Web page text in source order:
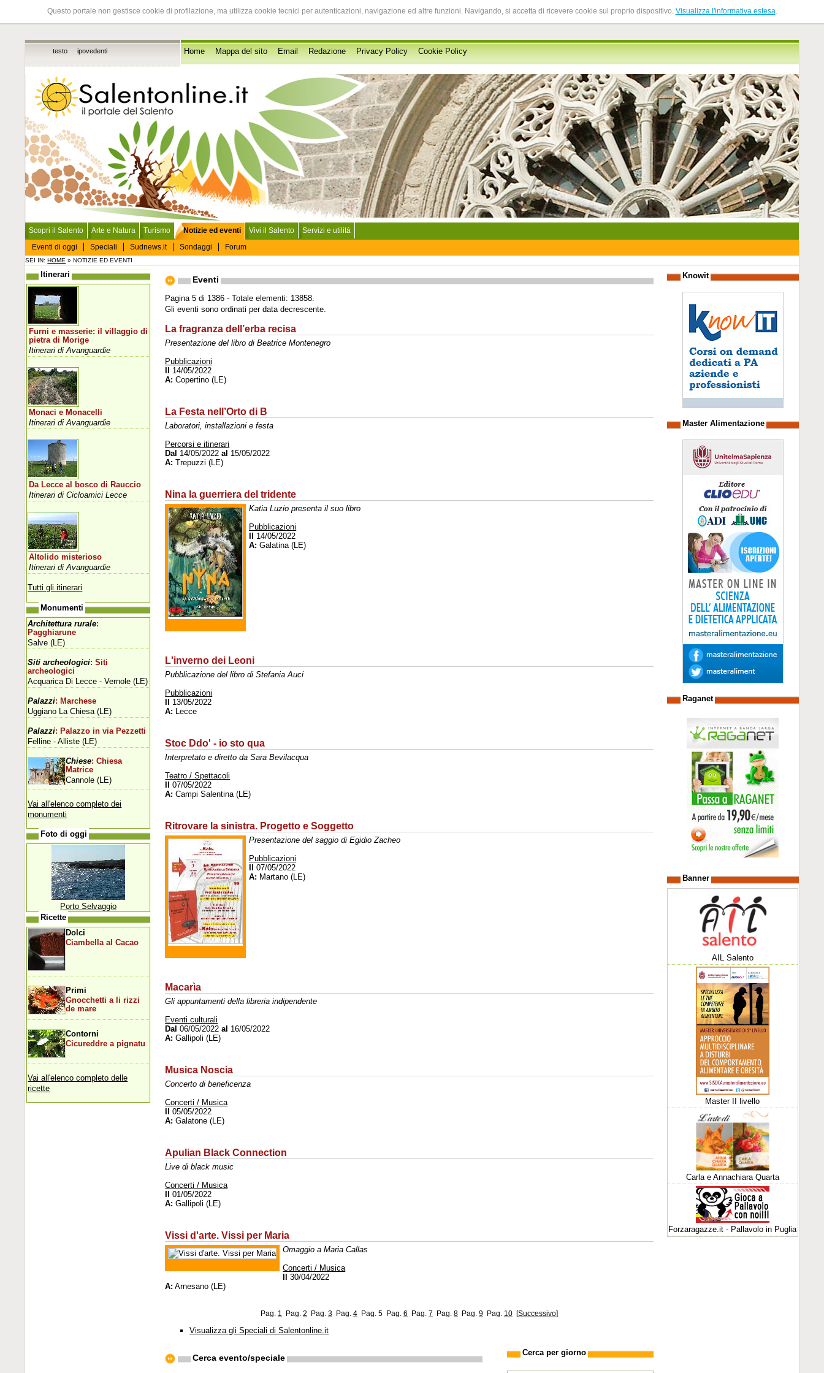
Questo portale non gestisce cookie di profilazione, ma utilizza cookie tecnici per autenticazioni, navigazione ed altre funzioni. Navigando, si accetta di ricevere cookie sul proprio dispositivo. Visualizza l'informativa estesa.
testo ipovedenti Home Mappa del sito Email Redazione Privacy Policy Cookie Policy
Scopri il Salento Arte e Natura Turismo
Notizie ed eventi
Eventi di oggi
Speciali Sudnews.it Sondaggi Forum
Vivi il Salento Servizi e utilità
SEI IN:HOME » NOTIZIE ED EVENTI
Eventi
Pagina 5 di 1386 - Totale elementi: 13858.
Gli eventi sono ordinati per data decrescente.
La fragranza dell’erba recisa
Presentazione del libro di Beatrice Montenegro
Pubblicazioni
14/05/2022
A: Copertino (LE)
La Festa nell’Orto di B
Laboratori, installazioni e festa
Percorsi e itinerari
Dal 14/05/2022al 15/05/2022
A: Trepuzzi (LE)
Nina la guerriera del tridente
Katia Luzio presenta il suo libro
Pubblicazioni
14/05/2022
A: Galatina (LE)
L'inverno dei Leoni
Pubblicazione del libro di Stefania Auci
Pubblicazioni
13/05/2022
A: Lecce
Stoc Ddo' - io sto qua
Interpretato e diretto da Sara Bevilacqua
Teatro / Spettacoli
07/05/2022
A: Campi Salentina (LE)
Ritrovare la sinistra. Progetto e Soggetto
Presentazione del saggio di Egidio Zacheo
Pubblicazioni
07/05/2022
A: Martano (LE)
Macarìa
Gli appuntamenti della libreria indipendente
Eventi culturali
Dal 06/05/2022al 16/05/2022
A: Gallipoli (LE)
Musica Noscia
Concerto di beneficenza
Concerti / Musica
05/05/2022
A: Galatone (LE)
Apulian Black Connection
Live di black music
Concerti / Musica
01/05/2022
A: Gallipoli (LE)
Vissi d'arte. Vissi per Maria
Omaggio a Maria Callas
Concerti / Musica
30/04/2022
A: Arnesano (LE)
Pag. 1 Pag. 2 Pag. 3 Pag. 4 Pag. 5 Pag. 6 Pag. 7 Pag. 8 Pag. 9 Pag. 10 [Successivo]
Visualizza gli Speciali di Salentonline.it
Cerca evento/speciale
Cerca per giorno
Itinerari
Furni e masserie: il villaggio di
pietra di Morige
Itinerari di Avanguardie
Monaci e Monacelli
Itinerari di Avanguardie
Da Lecce al bosco di Rauccio
Itinerari di Cicloamici Lecce
Altolido misterioso
Itinerari di Avanguardie
Tutti gli itinerari
Monumenti
Architettura rurale:
Pagghiarune
Salve (LE)
Siti archeologici: Siti
archeologici
Acquarica Di Lecce - Vernole (LE)
Palazzi: Marchese
Uggiano La Chiesa (LE)
Palazzi: Palazzo in via Pezzetti
Felline - Alliste (LE)
Chiese: Chiesa
Matrice
Cannole (LE)
Vai all'elenco completo dei
monumenti
Foto di oggi
Porto Selvaggio
Ricette
Dolci
Ciambella al Cacao
Primi
Gnocchetti a li rizzi
de mare
Contorni
Cicureddre a pignatu
Vai all'elenco completo delle
ricette
Knowit
Master Alimentazione
Raganet
Banner
AIL Salento
Master II livello
Carla e Annachiara Quarta
Forzaragazze.it - Pallavolo in Puglia